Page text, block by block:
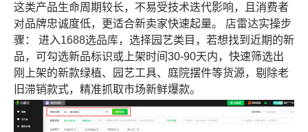
这类产品生命周期较长，不易受技术迭代影响，且消费者
对品牌忠诚度低，更适合新卖家快速起量。 店雷达实操步
骤： 进入1688选品库，选择园艺类目，若想找到近期的新
品，可勾选新品标识或上架时间30-90天内，快速筛选出
刚上架的新款绿植、园艺工具、庭院摆件等货源，剔除老
旧滞销款式，精准抓取市场新鲜爆款。